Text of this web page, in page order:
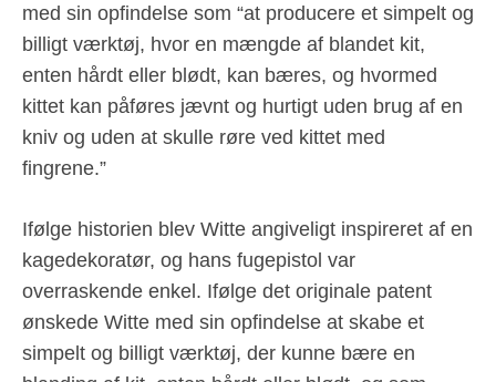
med sin opfindelse som “at producere et simpelt og
billigt værktøj, hvor en mængde af blandet kit,
enten hårdt eller blødt, kan bæres, og hvormed
kittet kan påføres jævnt og hurtigt uden brug af en
kniv og uden at skulle røre ved kittet med
fingrene.”
Ifølge historien blev Witte angiveligt inspireret af en
kagedekoratør, og hans fugepistol var
overraskende enkel. Ifølge det originale patent
ønskede Witte med sin opfindelse at skabe et
simpelt og billigt værktøj, der kunne bære en